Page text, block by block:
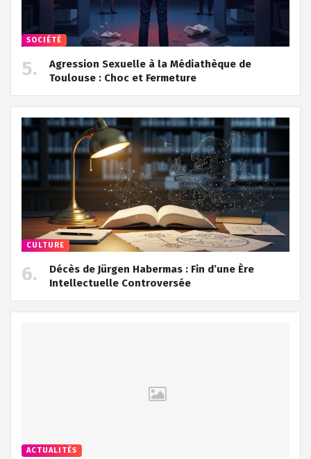
SOCIÉTÉ
Agression Sexuelle à la Médiathèque de
Toulouse : Choc et Fermeture
CULTURE
Décès de Jürgen Habermas : Fin d’une Ère
Intellectuelle Controversée
ACTUALITÉS